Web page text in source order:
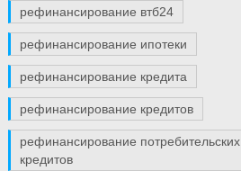
рефинансирование втб24
рефинансирование ипотеки
рефинансирование кредита
рефинансирование кредитов
рефинансирование потребительских
кредитов